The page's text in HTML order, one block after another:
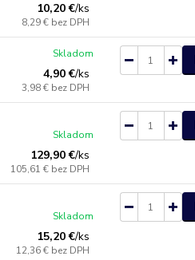
10,20 €/ks
8,29 € bez DPH
4,90 €/ks
3,98 € bez DPH
Skladom
129,90 €/ks
105,61 € bez DPH
Skladom
15,20 €/ks
12,36 € bez DPH
Skladom